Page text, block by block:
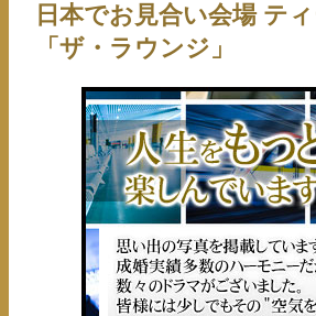
日本でお見合い会場 テ
「ザ・ラウンジ」